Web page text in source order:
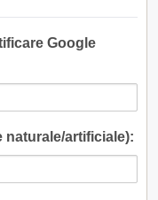
Google
naturale/artificiale):